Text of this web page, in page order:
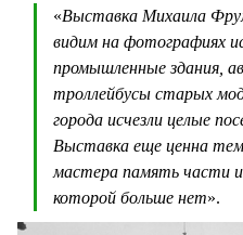
«Выставка Михаила
видим на фотографиях
промышленные здания,
троллейбусы старых
города исчезли целые
Выставка еще ценна
мастера память части
которой больше нет».